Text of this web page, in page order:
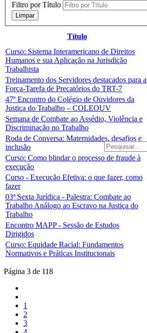
Filtro por Título
Limpar
Título
Curso: Sistema Interamericano de Direitos
Humanos e sua Aplicação na Jurisdição
Trabalhista
Treinamento dos Servidores destacados para a
Força-Tarefa de Precatórios do TRT-7
47º Encontro do Colégio de Ouvidores da
Justiça do Trabalho – COLEOUV
Semana de Combate ao Assédio, Violência e
Discriminação no Trabalho
Roda de Conversa: Maternidades, desafios e
inclusão
Curso: Como blindar o processo de fraude à
execução
Curso - Execução Efetiva: o que fazer, como
fazer
03ª Sexta Jurídica - Palestra: Combate ao
Trabalho Análogo ao Escravo na Justiça do
Trabalho
Encontro MAPP - Sessão de Estudos
Dirigidos
Curso: Equidade Racial: Fundamentos
Normativos e Práticas Institucionais
Página 3 de 118
1
2
3